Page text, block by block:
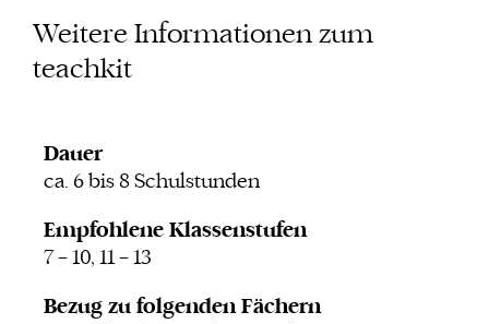
Weitere Informationen zum
teachkit
Dauer
ca. 6 bis 8 Schulstunden
Empfohlene Klassenstufen
7 – 10, 11 – 13
Bezug zu folgenden Fächern